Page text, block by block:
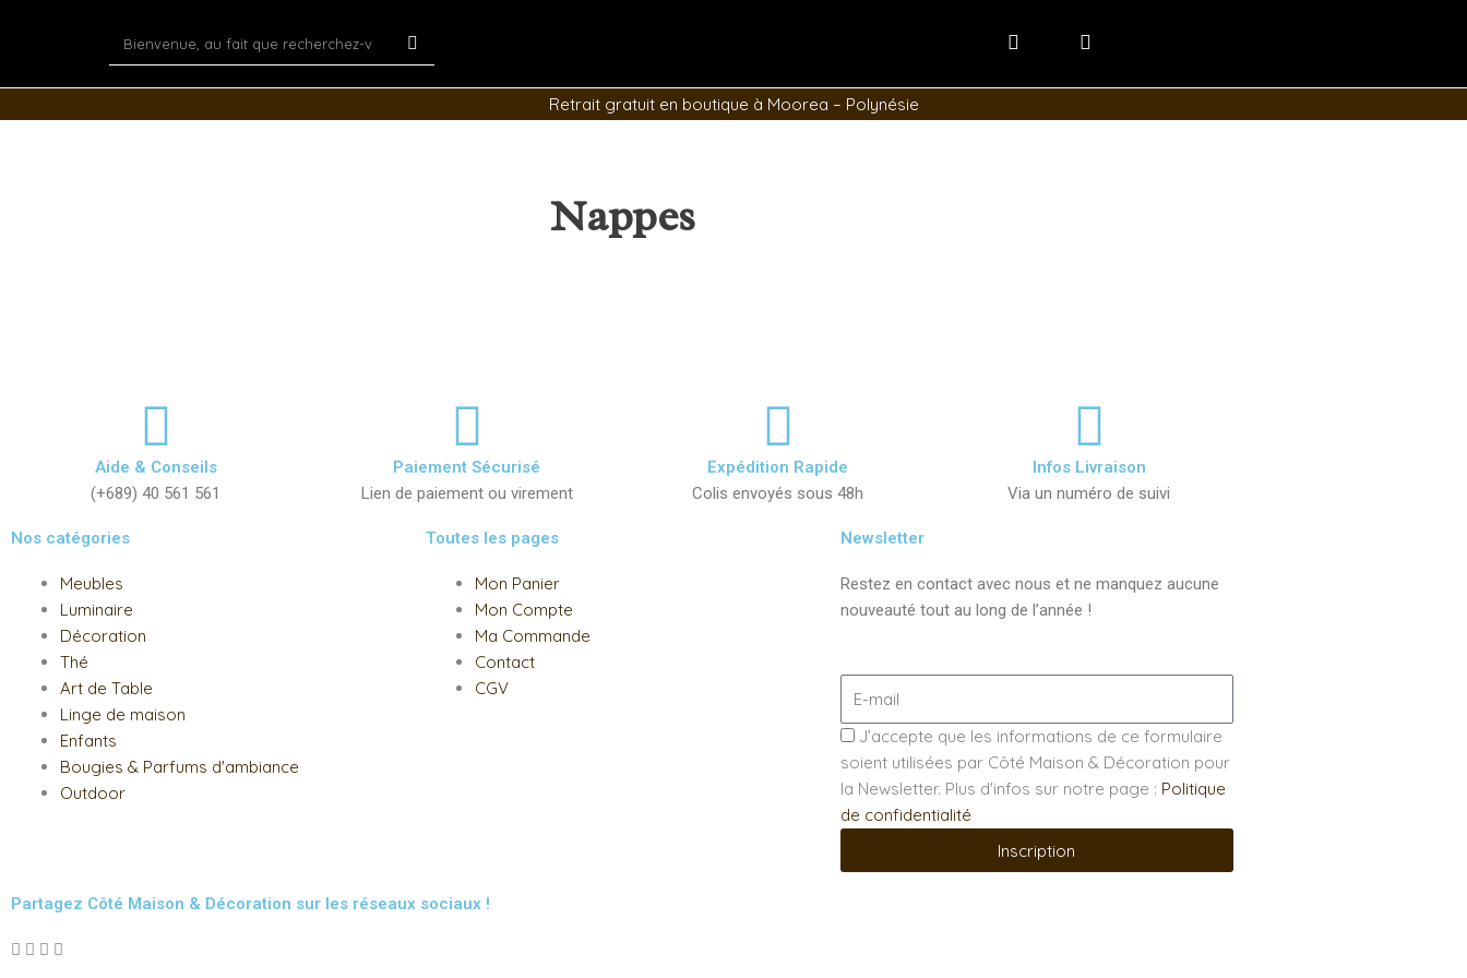
Retrait gratuit en boutique à Moorea – Polynésie
Nappes
Aide & Conseils
(+689) 40 561 561
Paiement Sécurisé
Lien de paiement ou virement
Expédition Rapide
Colis envoyés sous 48h
Infos Livraison
Via un numéro de suivi
Nos catégories
Meubles
Luminaire
Décoration
Thé
Art de Table
Linge de maison
Enfants
Bougies & Parfums d'ambiance
Outdoor
Toutes les pages
Mon Panier
Mon Compte
Ma Commande
Contact
CGV
Newsletter
Restez en contact avec nous et ne manquez aucune
nouveauté tout au long de l’année !
J’accepte que les informations de ce formulaire
soient utilisées par Côté Maison & Décoration pour
la Newsletter. Plus d'infos sur notre page : Politique
de confidentialité
Inscription
Partagez Côté Maison & Décoration sur les réseaux sociaux !